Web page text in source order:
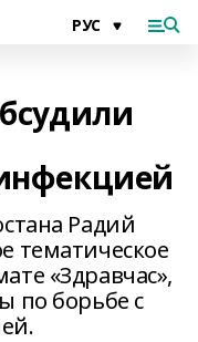
Радий
тематическое
«Здравчас»,
по борьбе с